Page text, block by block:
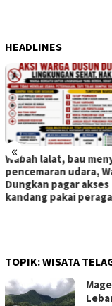
HEADLINES
«
,
Mantan Wakil
Pringsewu Periode
2022 Fauzi dan
Fauzi Anggota DPD
TOPIK:WISATA